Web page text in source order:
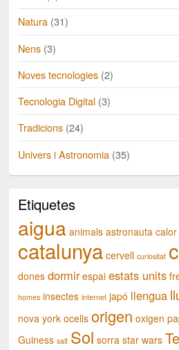
Natura (31)
Nens (3)
Noves tecnologies (2)
Tecnologia Digital (3)
Tradicions (24)
Univers i Astronomia (35)
Etiquetes
aigua animals astronauta calor
catalunya cervell curiositat
dones dormir espai estats units
homes insectes internet japó llengua
nova york ocells origen oxigen
Guiness salt Sol sorra star wars